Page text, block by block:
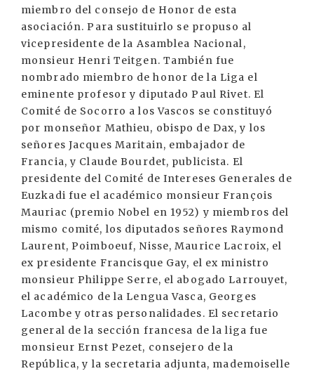
miembro del consejo de Honor de esta
asociación. Para sustituirlo se propuso al
vicepresidente de la Asamblea Nacional,
monsieur Henri Teitgen. También fue
nombrado miembro de honor de la Liga el
eminente profesor y diputado Paul Rivet. El
Comité de Socorro a los Vascos se constituyó
por monseñor Mathieu, obispo de Dax, y los
señores Jacques Maritain, embajador de
Francia, y Claude Bourdet, publicista. El
presidente del Comité de Intereses Generales de
Euzkadi fue el académico monsieur François
Mauriac (premio Nobel en 1952) y miembros del
mismo comité, los diputados señores Raymond
Laurent, Poimboeuf, Nisse, Maurice Lacroix, el
ex presidente Francisque Gay, el ex ministro
monsieur Philippe Serre, el abogado Larrouyet,
el académico de la Lengua Vasca, Georges
Lacombe y otras personalidades. El secretario
general de la sección francesa de la liga fue
monsieur Ernst Pezet, consejero de la
República, y la secretaria adjunta, mademoiselle